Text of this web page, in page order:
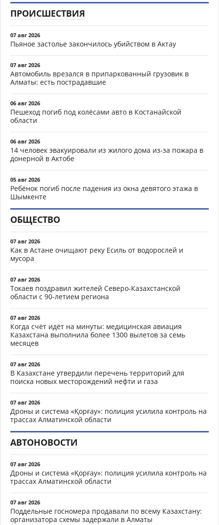
ПРОИСШЕСТВИЯ
07 авг 2026
Пьяное застолье закончилось убийством в Актау
07 авг 2026
Автомобиль врезался в припаркованный грузовик в
Алматы: есть пострадавшие
06 авг 2026
Пешеход погиб под колёсами авто в Костанайской
области
06 авг 2026
14 человек эвакуировали из жилого дома из-за пожара в
донерной в Актобе
05 авг 2026
Ребёнок погиб после падения из окна девятого этажа в
Шымкенте
ОБЩЕСТВО
07 авг 2026
Как в Астане очищают реку Есиль от водорослей и
мусора
07 авг 2026
Токаев поздравил жителей Северо-Казахстанской
области с 90-летием региона
07 авг 2026
Когда счёт идёт на минуты: медицинская авиация
Казахстана выполнила более 1300 вылетов за семь
месяцев
07 авг 2026
В Казахстане утвердили перечень территорий для
поиска новых месторождений нефти и газа
07 авг 2026
Дроны и система «Қорғау»: полиция усилила контроль на
трассах Алматинской области
АВТОНОВОСТИ
07 авг 2026
Дроны и система «Қорғау»: полиция усилила контроль на
трассах Алматинской области
07 авг 2026
Поддельные госномера продавали по всему Казахстану:
организатора схемы задержали в Алматы